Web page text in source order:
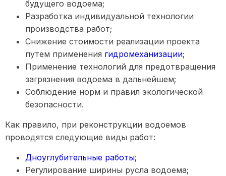
будущего водоема;
Разработка индивидуальной технологии
производства работ;
Снижение стоимости реализации проекта
путем применения гидромеханизации;
Применение технологий для предотвращения
загрязнения водоема в дальнейшем;
Соблюдение норм и правил экологической
безопасности.
Как правило, при реконструкции водоемов
проводятся следующие виды работ:
Дноуглубительные работы;
Регулирование ширины русла водоема;